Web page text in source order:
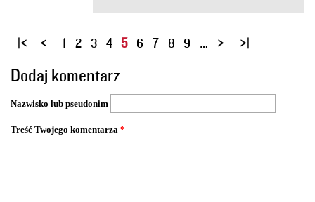
S
r
o
y
1 2 3 4 5 6 7 8 9 …
Dodaj komentarz
Nazwisko lub pseudonim
Treść Twojego komentarza *